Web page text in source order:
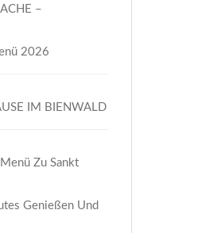
–
2026
IM BIENWALD
Zu Sankt
Genießen Und